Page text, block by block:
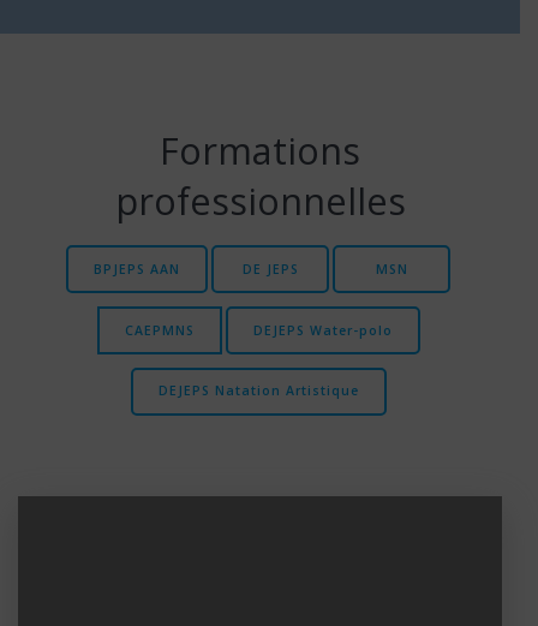
Formations
professionnelles
BPJEPS AAN DE JEPS MSN
CAEPMNS DEJEPS Water-polo
DEJEPS Natation Artistique